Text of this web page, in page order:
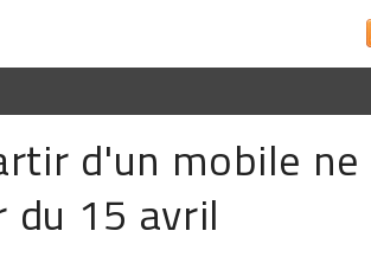
d'un mobile ne
15 avril